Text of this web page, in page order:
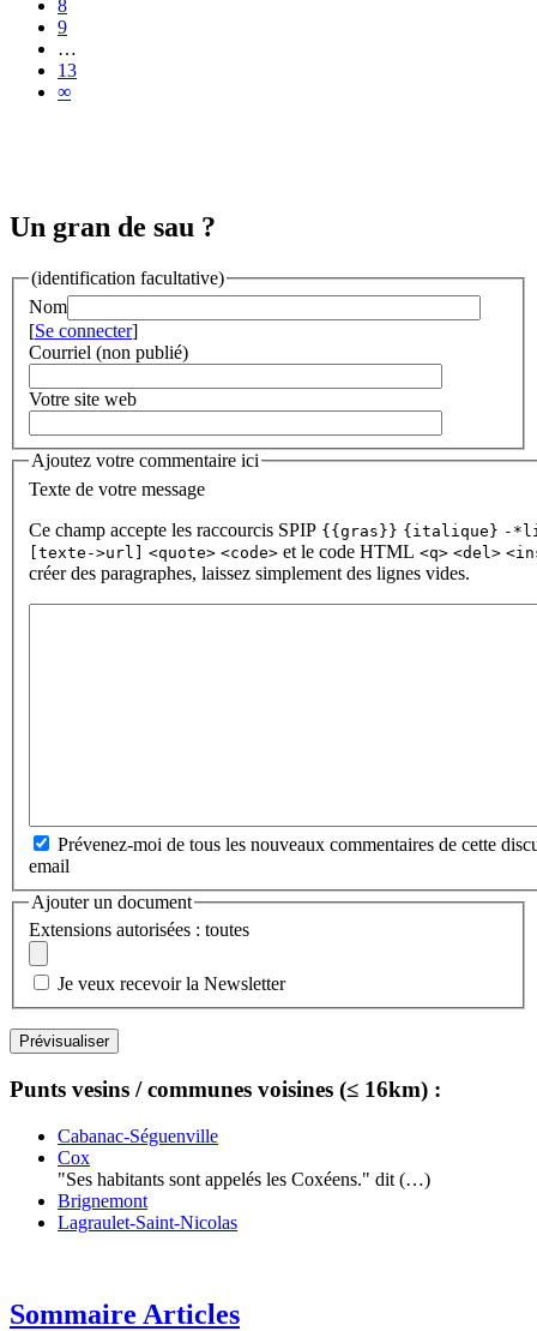
8
9
…
13
∞
Un gran de sau ?
(identification facultative)
Nom
[Se connecter]
Courriel (non publié)
Votre site web
Ajoutez votre commentaire ici
Texte de votre message
Ce champ accepte les raccourcis SPIP {{gras}} {italique} -
[texte->url] <quote> <code> et le code HTML <q> <del>
créer des paragraphes, laissez simplement des lignes vides.
Prévenez-moi de tous les nouveaux commentaires de cette
email
Ajouter un document
Extensions autorisées : toutes
Je veux recevoir la Newsletter
Punts vesins / communes voisines (≤ 16km) :
Cabanac-Séguenville
Cox
"Ses habitants sont appelés les Coxéens." dit (…)
Brignemont
Lagraulet-Saint-Nicolas
Sommaire Articles